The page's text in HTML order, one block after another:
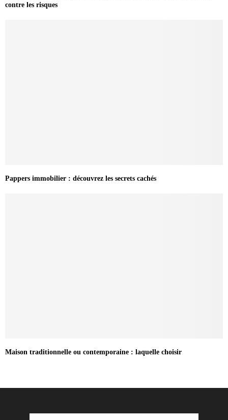
contre les risques
Pappers immobilier : découvrez les secrets cachés
Maison traditionnelle ou contemporaine : laquelle choisir